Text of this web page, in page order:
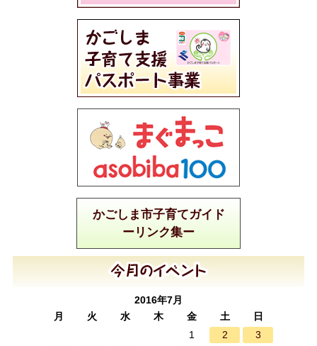
かごしま市子育てガイド
ーリンク集ー
2016年7月
月
火 水 木 金 土
日
1
2
3